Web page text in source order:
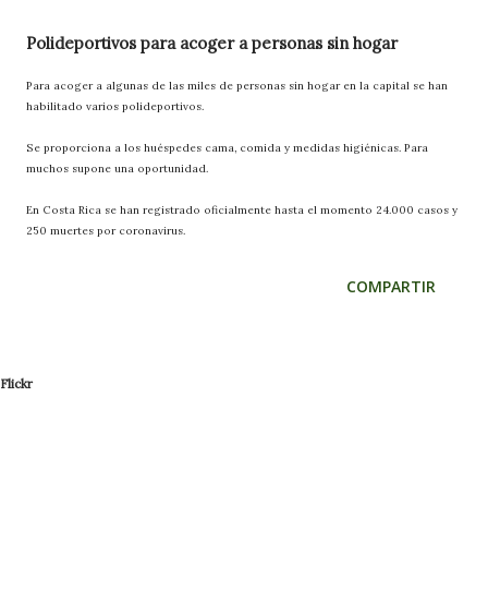
Polideportivos para acoger a personas sin hogar
Para acoger a algunas de las miles de personas sin hogar en la capital se han
habilitado varios polideportivos.
Se proporciona a los huéspedes cama, comida y medidas higiénicas. Para
muchos supone una oportunidad.
En Costa Rica se han registrado oficialmente hasta el momento 24.000 casos y
250 muertes por coronavirus.
COMPARTIR
Flickr